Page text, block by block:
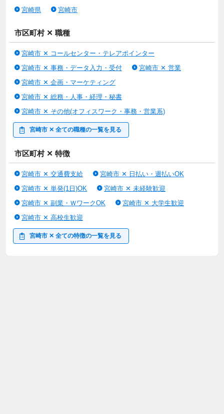
宮崎県 宮崎市
市区町村 ✕ 職種
宮崎市 ✕ コールセンター・テレアポインター
宮崎市 ✕ 事務・データ入力・受付
宮崎市 ✕ 営業
宮崎市 ✕ 企画・マーケティング
宮崎市 ✕ 総務・人事・経理・秘書
宮崎市 ✕ その他(オフィスワーク・事務・営業系)
宮崎市 ✕ 全ての職種の一覧を見る
市区町村 ✕ 特徴
宮崎市 ✕ 交通費支給
宮崎市 ✕ 日払い・週払いOK
宮崎市 ✕ 単発(1日)OK
宮崎市 ✕ 未経験歓迎
宮崎市 ✕ 副業・ＷワークOK
宮崎市 ✕ 大学生歓迎
宮崎市 ✕ 高校生歓迎
宮崎市 ✕ 全ての特徴の一覧を見る